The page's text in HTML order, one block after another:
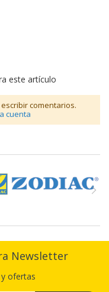
este artículo
comentarios.
cuenta
Newsletter
y ofertas